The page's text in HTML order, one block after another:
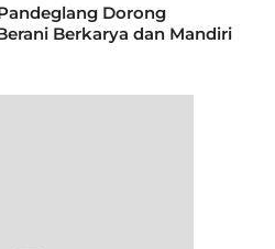
Dorong
Berkarya dan Mandiri